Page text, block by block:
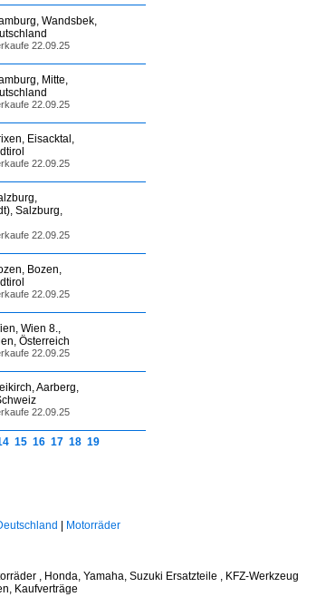
Wandsbek,
22.09.25
Mitte,
22.09.25
Eisacktal,
22.09.25
Salzburg,
22.09.25
Bozen,
22.09.25
Wien 8.,
Österreich
22.09.25
Aarberg,
22.09.25
15 16 17 18 19
Motorräder
, Honda, Yamaha, Suzuki Ersatzteile , KFZ-Werkzeug
Kaufverträge